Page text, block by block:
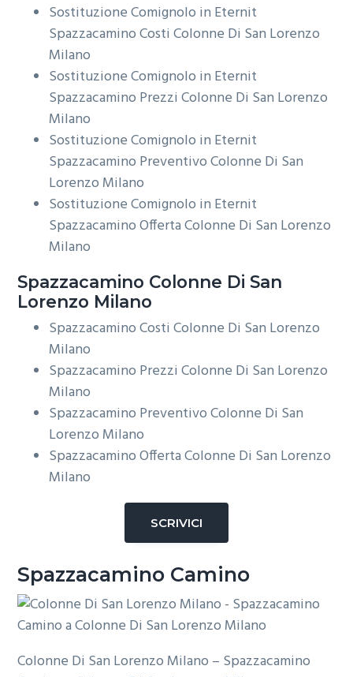
Sostituzione Comignolo in Eternit
Spazzacamino Costi Colonne Di San Lorenzo
Milano
Sostituzione Comignolo in Eternit
Spazzacamino Prezzi Colonne Di San Lorenzo
Milano
Sostituzione Comignolo in Eternit
Spazzacamino Preventivo Colonne Di San
Lorenzo Milano
Sostituzione Comignolo in Eternit
Spazzacamino Offerta Colonne Di San Lorenzo
Milano
Spazzacamino Colonne Di San
Lorenzo Milano
Spazzacamino Costi Colonne Di San Lorenzo
Milano
Spazzacamino Prezzi Colonne Di San Lorenzo
Milano
Spazzacamino Preventivo Colonne Di San
Lorenzo Milano
Spazzacamino Offerta Colonne Di San Lorenzo
Milano
SCRIVICI
Spazzacamino Camino
Colonne Di San Lorenzo Milano – Spazzacamino